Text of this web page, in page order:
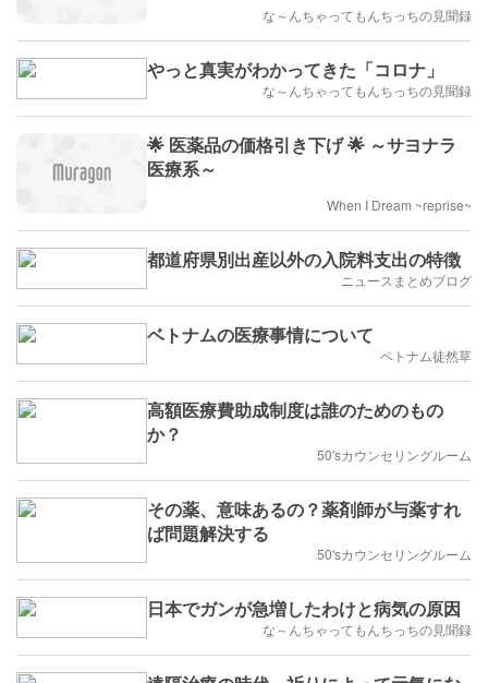
な～んちゃってもんちっちの見聞録
やっと真実がわかってきた「コロナ」
な～んちゃってもんちっちの見聞録
🌟 医薬品の価格引き下げ 🌟 ～サヨナラ
医療系～
When I Dream ~reprise~
都道府県別出産以外の入院料支出の特徴
ニュースまとめブログ
ベトナムの医療事情について
ベトナム徒然草
高額医療費助成制度は誰のためのもの
か？
50'sカウンセリングルーム
その薬、意味あるの？薬剤師が与薬すれ
ば問題解決する
50'sカウンセリングルーム
日本でガンが急増したわけと病気の原因
な～んちゃってもんちっちの見聞録